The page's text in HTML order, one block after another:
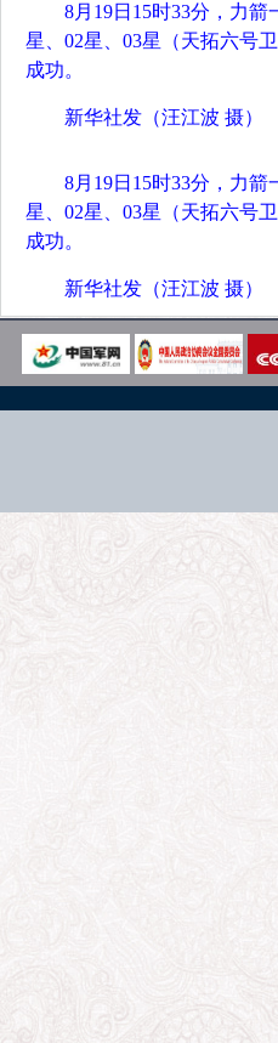
8月19日15时33分，力
星、02星、03星（天拓六号
成功。
新华社发（汪江波 摄）
8月19日15时33分，力
星、02星、03星（天拓六号
成功。
新华社发（汪江波 摄）